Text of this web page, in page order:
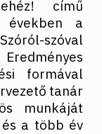
című
években a
szóval
formával
tanár
munkáját
a több év